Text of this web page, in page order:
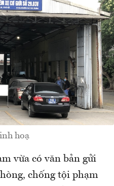
hoạ
vừa có văn bản gửi
chống tội phạm